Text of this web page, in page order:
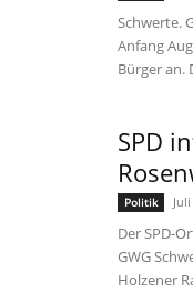
Schwerte.
Anfang
Bürger an.
SPD
Politik
Der SPD-
GWG
Holzener